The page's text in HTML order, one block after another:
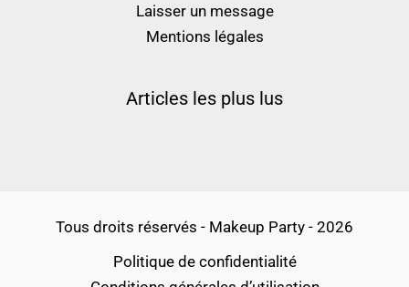
Laisser un message
Mentions légales
Articles les plus lus
Tous droits réservés - Makeup Party - 2026
Politique de confidentialité